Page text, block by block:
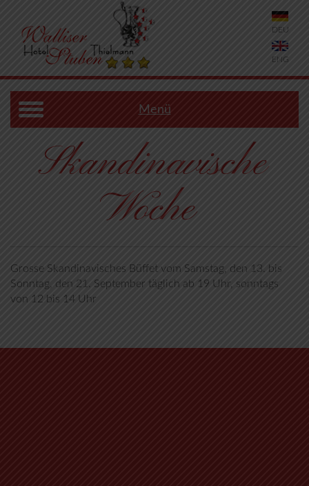
DEU
ENG
Menü
Skandinavische
Woche
Grosse Skandinavisches Büffet vom Samstag, den 13. bis
Sonntag, den 21. September täglich ab 19 Uhr, sonntags
von 12 bis 14 Uhr